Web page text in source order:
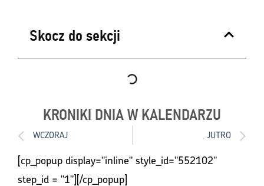
Skocz do sekcji
KRONIKI DNIA W KALENDARZU
WCZORAJ JUTRO
[cp_popup display="inline" style_id="552102"
step_id = "1"][/cp_popup]